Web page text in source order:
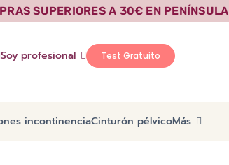
SUPERIORES A 30€ EN PENÍNSULA
Soy profesional Test Gratuito
incontinenciaCinturón pélvicoMás